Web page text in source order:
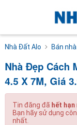
Nhà Đất Alo Bán nhà
Nhà Đẹp Cách
4.5 X 7M, Giá
Tin đăng đã hết hạn
Bạn hãy sử dụng
nhất.